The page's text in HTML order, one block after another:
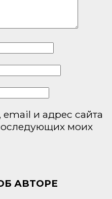
и адрес сайта
моих
АВТОРЕ